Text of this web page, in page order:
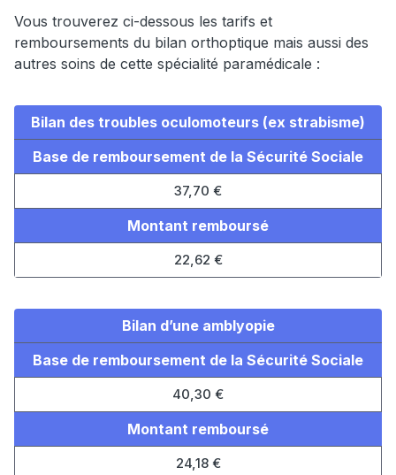
Vous trouverez ci-dessous les tarifs et
remboursements du bilan orthoptique mais aussi des
autres soins de cette spécialité paramédicale :
Bilan des troubles oculomoteurs (ex strabisme)
Base de remboursement de la Sécurité Sociale
37,70 €
Montant remboursé
22,62 €
Bilan d’une amblyopie
Base de remboursement de la Sécurité Sociale
40,30 €
Montant remboursé
24,18 €